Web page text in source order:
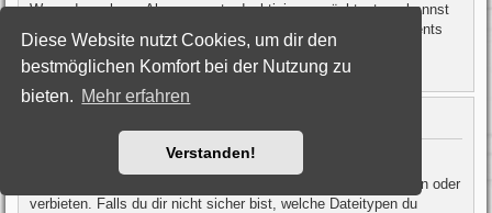
Diese Website nutzt Cookies, um dir den
bestmöglichen Komfort bei der Nutzung zu
bieten. Mehr erfahren
Verstanden!
Wenn du mehrere Abonnements deaktivieren möchtest, so kannst
du dies im persönlichen Bereich unter „Einstieg“ – „Abonnements
verwalten“ machen.
Nach oben
Welche Dateianhänge sind in diesem Forum zulässig?
Die Board-Administration kann bestimmte Dateitypen zulassen oder
verbieten. Falls du dir nicht sicher bist, welche Dateitypen du